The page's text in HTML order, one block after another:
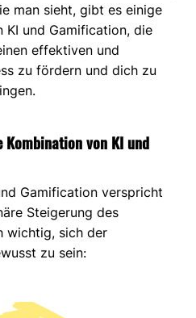
man sieht, gibt es einige
KI und Gamification, die
effektiven und
zu fördern und dich zu
von KI und
Gamification verspricht
Steigerung des
wichtig, sich der
zu sein: